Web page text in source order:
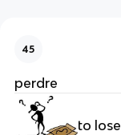
45
perdre
to lose